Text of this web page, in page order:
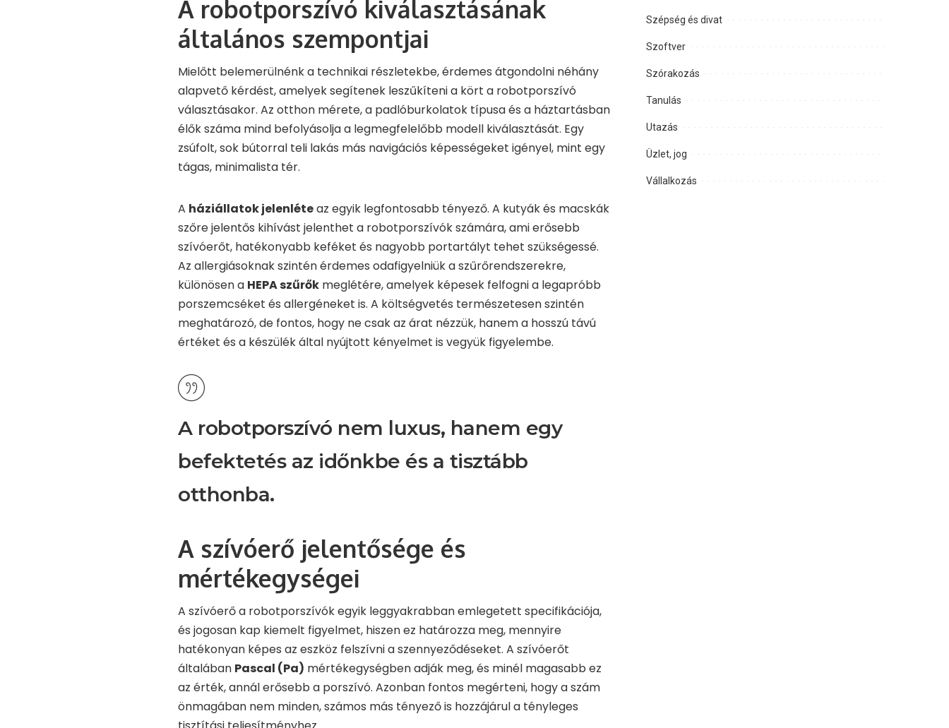
A robotporszívó kiválasztásának
általános szempontjai
Mielőtt belemerülnénk a technikai részletekbe, érdemes átgondolni néhány
alapvető kérdést, amelyek segítenek leszűkíteni a kört a robotporszívó
választásakor. Az otthon mérete, a padlóburkolatok típusa és a háztartásban
élők száma mind befolyásolja a legmegfelelőbb modell kiválasztását. Egy
zsúfolt, sok bútorral teli lakás más navigációs képességeket igényel, mint egy
tágas, minimalista tér.
A háziállatok jelenléteaz egyik legfontosabb tényező. A kutyák és macskák
szőre jelentős kihívást jelenthet a robotporszívók számára, ami erősebb
szívóerőt, hatékonyabb keféket és nagyobb portartályt tehet szükségessé.
Az allergiásoknak szintén érdemes odafigyelniük a szűrőrendszerekre,
különösen a HEPA szűrők meglétére, amelyek képesek felfogni a legapróbb
porszemcséket és allergéneket is. A költségvetés természetesen szintén
meghatározó, de fontos, hogy ne csak az árat nézzük, hanem a hosszú távú
értéket és a készülék által nyújtott kényelmet is vegyük figyelembe.
A robotporszívó nem luxus, hanem egy
befektetés az időnkbe és a tisztább
otthonba.
A szívóerő jelentősége és
mértékegységei
A szívóerő a robotporszívók egyik leggyakrabban emlegetett specifikációja,
és jogosan kap kiemelt figyelmet, hiszen ez határozza meg, mennyire
hatékonyan képes az eszköz felszívni a szennyeződéseket. A szívóerőt
általában Pascal (Pa) mértékegységben adják meg, és minél magasabb ez
az érték, annál erősebb a porszívó. Azonban fontos megérteni, hogy a szám
önmagában nem minden, számos más tényező is hozzájárul a tényleges
Szépség és divat
Szoftver
Szórakozás
Tanulás
Utazás
Üzlet, jog
Vállalkozás